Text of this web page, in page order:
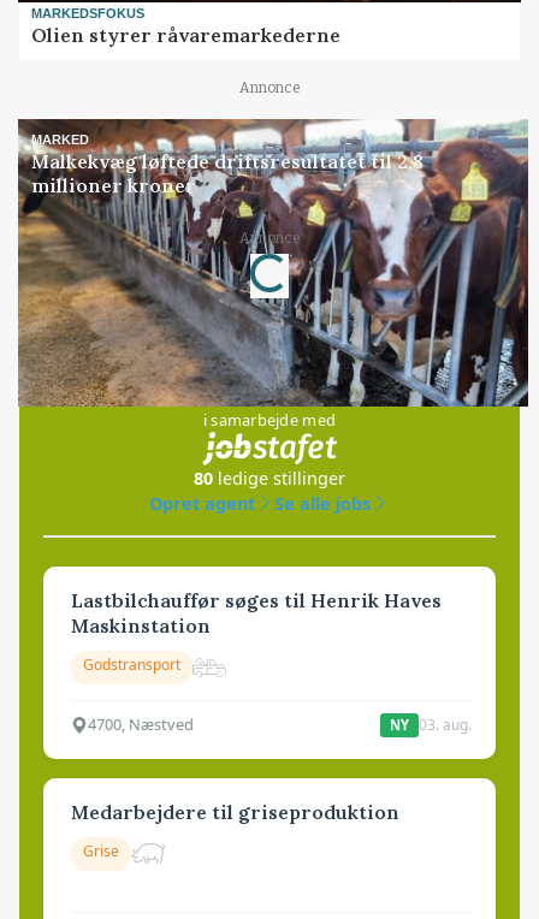
MARKEDSFOKUS
Olien styrer råvaremarkederne
Annonce
MARKED
Malkekvæg løftede driftsresultatet til 2,8
millioner kroner
Annonce
Loading...
Jobs
i samarbejde med
80 ledige stillinger
Opret agent
Se alle jobs
Lastbilchauffør søges til Henrik Haves
Maskinstation
Godstransport
4700, Næstved NY 03. aug.
Medarbejdere til griseproduktion
Grise